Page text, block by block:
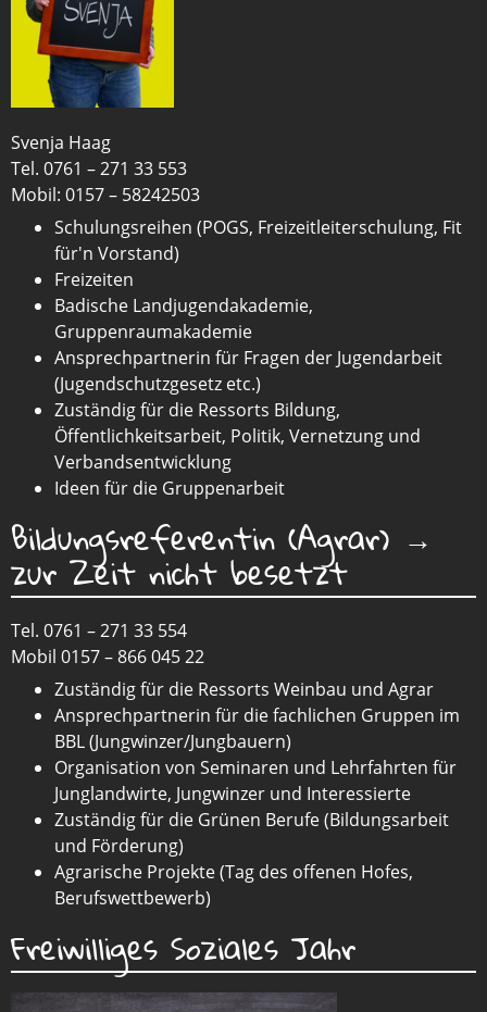
Svenja Haag
Tel. 0761 – 271 33 553
Mobil: 0157 – 58242503
Schulungsreihen (POGS, Freizeitleiterschulung, Fit
für'n Vorstand)
Freizeiten
Badische Landjugendakademie,
Gruppenraumakademie
Ansprechpartnerin für Fragen der Jugendarbeit
(Jugendschutzgesetz etc.)
Zuständig für die Ressorts Bildung,
Öffentlichkeitsarbeit, Politik, Vernetzung und
Verbandsentwicklung
Ideen für die Gruppenarbeit
Bildungsreferentin (Agrar) →
zur Zeit nicht besetzt
Tel. 0761 – 271 33 554
Mobil 0157 – 866 045 22
Zuständig für die Ressorts Weinbau und Agrar
Ansprechpartnerin für die fachlichen Gruppen im
BBL (Jungwinzer/Jungbauern)
Organisation von Seminaren und Lehrfahrten für
Junglandwirte, Jungwinzer und Interessierte
Zuständig für die Grünen Berufe (Bildungsarbeit
und Förderung)
Agrarische Projekte (Tag des offenen Hofes,
Berufswettbewerb)
Freiwilliges Soziales Jahr